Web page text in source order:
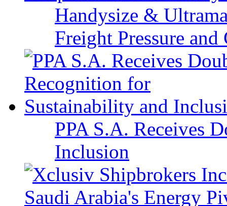
Handysize &
Freight Pressure
PPA S.A. Receives
Inclusion